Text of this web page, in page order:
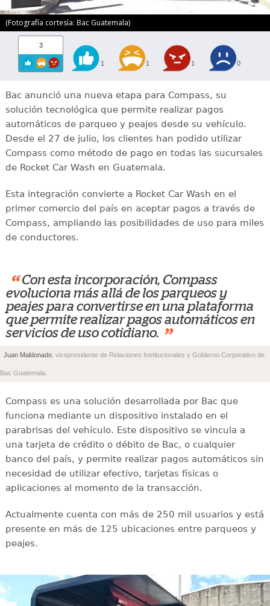
(Fotografía cortesía: Bac Guatemala)
3
1 1 1 0
Bac anunció una nueva etapa para Compass, su
solución tecnológica que permite realizar pagos
automáticos de parqueo y peajes desde su vehículo.
Desde el 27 de julio, los clientes han podido utilizar
Compass como método de pago en todas las sucursales
de Rocket Car Wash en Guatemala.
Esta integración convierte a Rocket Car Wash en el
primer comercio del país en aceptar pagos a través de
Compass, ampliando las posibilidades de uso para miles
de conductores.
“ Con esta incorporación, Compass
evoluciona más allá de los parqueos y
peajes para convertirse en una plataforma
que permite realizar pagos automáticos en
servicios de uso cotidiano. ”
Juan Maldonado , vicepresidente de Relaciones Institucionales y Gobierno Corporativo de
Bac Guatemala.
Compass es una solución desarrollada por Bac que
funciona mediante un dispositivo instalado en el
parabrisas del vehículo. Este dispositivo se vincula a
una tarjeta de crédito o débito de Bac, o cualquier
banco del país, y permite realizar pagos automáticos sin
necesidad de utilizar efectivo, tarjetas físicas o
aplicaciones al momento de la transacción.
Actualmente cuenta con más de 250 mil usuarios y está
presente en más de 125 ubicaciones entre parqueos y
peajes.